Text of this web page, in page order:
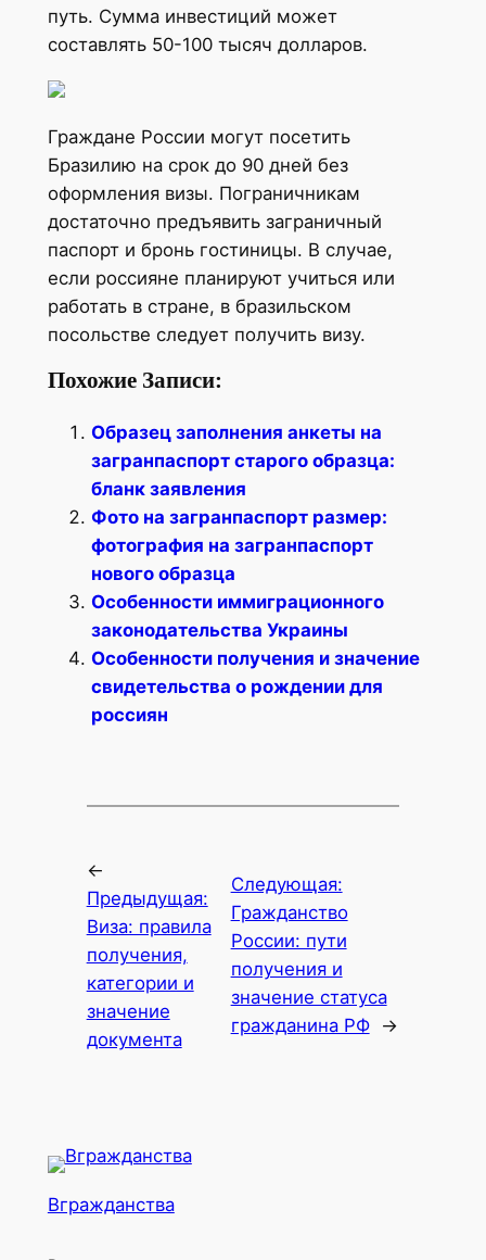
путь. Сумма инвестиций может
составлять 50-100 тысяч долларов.
Граждане России могут посетить
Бразилию на срок до 90 дней без
оформления визы. Пограничникам
достаточно предъявить заграничный
паспорт и бронь гостиницы. В случае,
если россияне планируют учиться или
работать в стране, в бразильском
посольстве следует получить визу.
Похожие Записи:
Образец заполнения анкеты на
загранпаспорт старого образца:
бланк заявления
Фото на загранпаспорт размер:
фотография на загранпаспорт
нового образца
Особенности иммиграционного
законодательства Украины
Особенности получения и значение
свидетельства о рождении для
россиян
←
Предыдущая:
Виза: правила
получения,
категории и
значение
документа
Следующая:
Гражданство
России: пути
получения и
значение статуса
гражданина РФ
→
Вгражданства